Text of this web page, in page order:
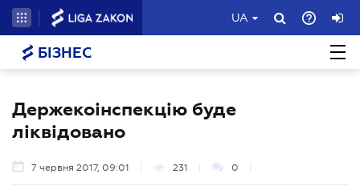
UA
БІЗНЕС
Держекоінспекцію буде
ліквідовано
7 червня 2017, 09:01 231 0